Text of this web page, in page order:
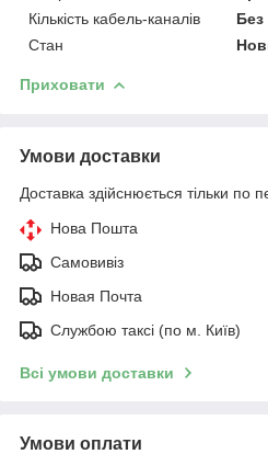
Кількість кабель-каналів
Без
Стан
Приховати
Умови доставки
Доставка здійснюється тільки по
Нова Пошта
Самовивіз
Новая Почта
Службою таксі (по м. Київ)
Всі умови доставки
Умови оплати